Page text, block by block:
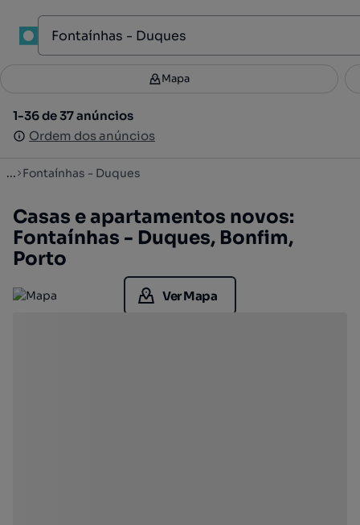
Filtros 2
1-36 de 37 anúncios
Ordem dos anúncios
Mapa
1-36 de 37 anúncios
Ordem dos anúncios
... Fontaínhas - Duques
Casas e apartamentos novos:
Fontaínhas - Duques, Bonfim,
Porto
Ver Mapa